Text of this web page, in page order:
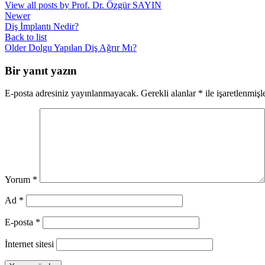
View all posts by Prof. Dr. Özgür SAYIN
Newer
Diş İmplantı Nedir?
Back to list
Older Dolgu Yapılan Diş Ağrır Mı?
Bir yanıt yazın
E-posta adresiniz yayınlanmayacak. Gerekli alanlar * ile
Yorum *
Ad *
E-posta *
İnternet sitesi